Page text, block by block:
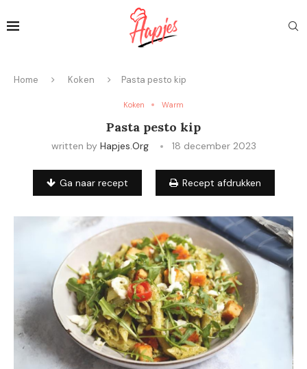
Home Koken Pasta pesto kip
Koken Warm
Pasta pesto kip
written by Hapjes.org 18 december 2023
Ga naar recept Recept afdrukken